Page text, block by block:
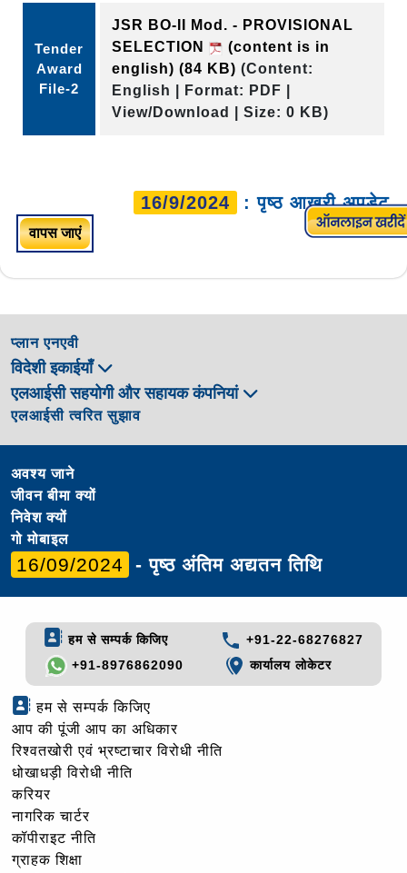
Tender
Award
File-2
JSR BO-II Mod. - PROVISIONAL
SELECTION
(content is in
english) (84 KB) (Content:
English | Format: PDF |
View/Download | Size: 0 KB)
16/9/2024 : पृष्ठ आखरी अपडेट
वापस जाएं
प्लान एनएवी
विदेशी इकाईयाँ
एलआईसी सहयोगी और सहायक कंपनियां
एलआईसी त्वरित सुझाव
अवश्य जाने
जीवन बीमा क्यों
निवेश क्यों
गो मोबाइल
16/09/2024 - पृष्ठ अंतिम अद्यतन तिथि
हम से सम्पर्क किजिए
+91-22-68276827
+91-8976862090
कार्यालय लोकेटर
हम से सम्पर्क किजिए
आप की पूंजी आप का अधिकार
रिश्वतखोरी एवं भ्रष्टाचार विरोधी नीति
धोखाधड़ी विरोधी नीति
करियर
नागरिक चार्टर
कॉपीराइट नीति
ग्राहक शिक्षा